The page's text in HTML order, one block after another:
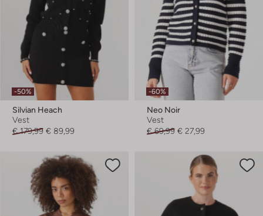
-50%
Silvian Heach
Vest
€ 179,99 € 89,99
-60%
Neo Noir
Vest
€ 69,99 € 27,99